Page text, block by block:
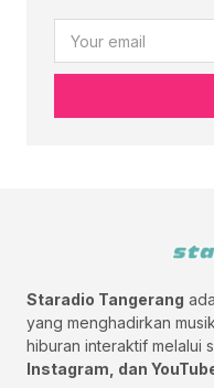
Staradio Tangerang
yang menghadirkan
hiburan interaktif melalui
Instagram, dan